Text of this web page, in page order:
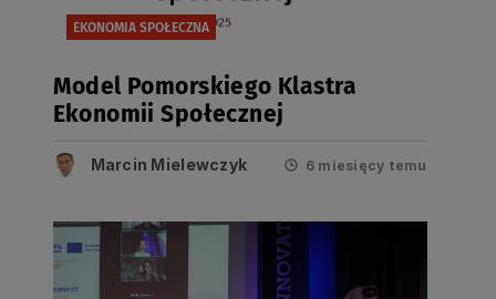
EKONOMIA SPOŁECZNA
Model Pomorskiego Klastra
Ekonomii Społecznej
Marcin Mielewczyk 6 miesięcy temu